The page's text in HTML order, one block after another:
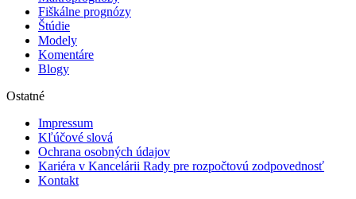
Fiškálne prognózy
Štúdie
Modely
Komentáre
Blogy
Ostatné
Impressum
Kľúčové slová
Ochrana osobných údajov
Kariéra v Kancelárii Rady pre rozpočtovú zodpovednosť
Kontakt